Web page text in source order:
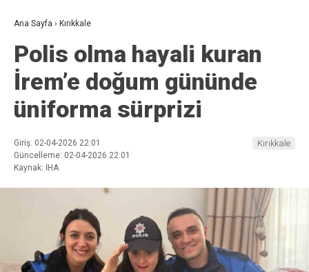
Ana Sayfa › Kırıkkale
Polis olma hayali kuran
İrem’e doğum gününde
üniforma sürprizi
Giriş: 02-04-2026 22:01
Güncelleme: 02-04-2026 22:01
Kaynak: İHA
Kırıkkale